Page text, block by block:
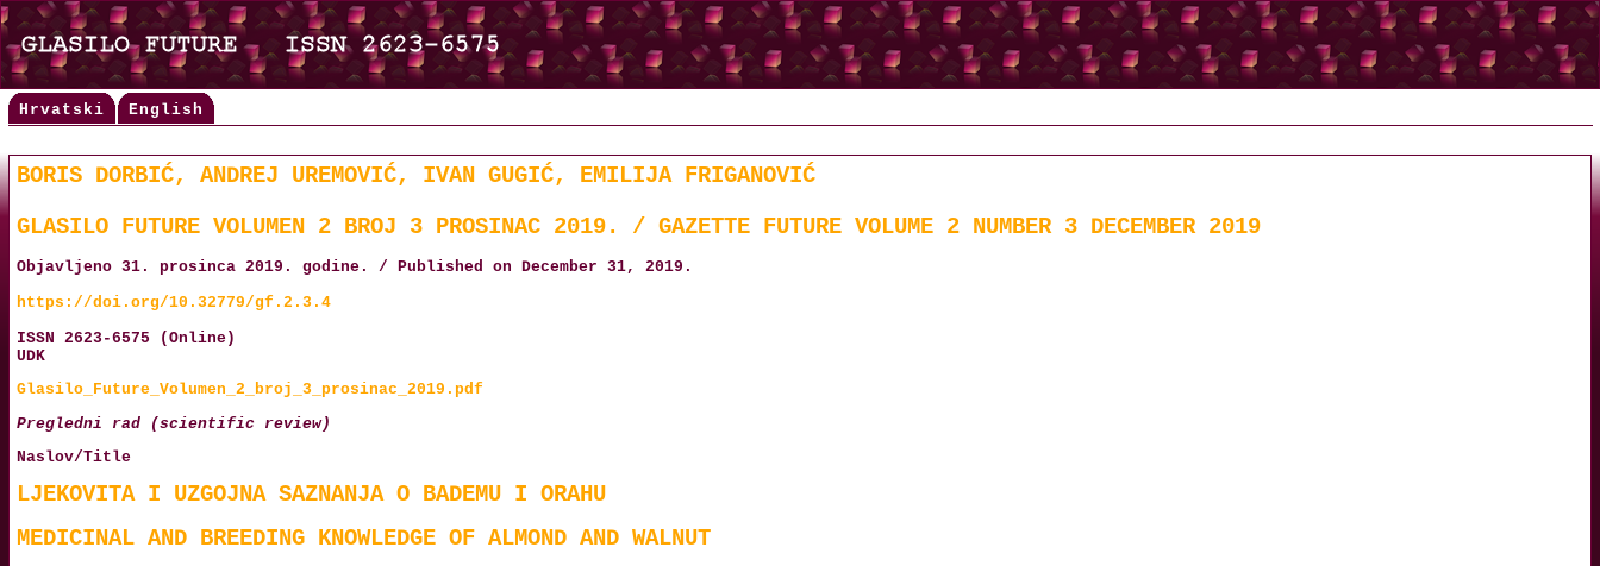
Hrvatski English
BORIS DORBIĆ, ANDREJ UREMOVIĆ, IVAN GUGIĆ, EMILIJA FRIGANOVIĆ
GLASILO FUTURE VOLUMEN 2 BROJ 3 PROSINAC 2019. / GAZETTE FUTURE VOLUME 2 NUMBER 3 DECEMBER 2019
Objavljeno 31. prosinca 2019. godine. / Published on December 31, 2019.
https://doi.org/10.32779/gf.2.3.4
ISSN 2623-6575 (Online)
UDK
Glasilo_Future_Volumen_2_broj_3_prosinac_2019.pdf
Pregledni rad (scientific review)
Naslov/Title
LJEKOVITA I UZGOJNA SAZNANJA O BADEMU I ORAHU
MEDICINAL AND BREEDING KNOWLEDGE OF ALMOND AND WALNUT